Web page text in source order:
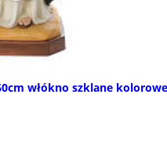
włókno szklane kolorowe